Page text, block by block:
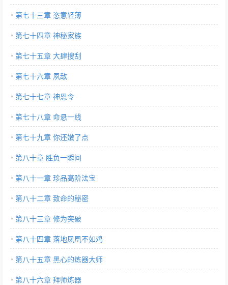
第七十三章 恣意轻薄
第七十四章 神秘家族
第七十五章 大肆搜刮
第七十六章 夙敌
第七十七章 神恩令
第七十八章 命悬一线
第七十九章 你还嫩了点
第八十章 胜负一瞬间
第八十一章 珍品高阶法宝
第八十二章 致命的秘密
第八十三章 修为突破
第八十四章 落地凤凰不如鸡
第八十五章 黑心的炼器大师
第八十六章 拜师炼器